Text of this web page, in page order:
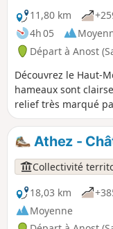
11,80 km
4h 05
Départ à Anost
Découvrez le Haut-
hameaux sont
relief très marqué
vallées encaissées.
exploitation sont
cours d'eau et des
prés finissent de
une belle balade
campagne et forêt
brèves et ponctuelles.
Athez -
Collectivité
18,03 km
Moyenne